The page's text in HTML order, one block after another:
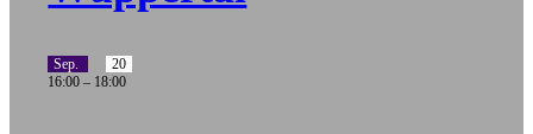
Sep.
20
16:00 – 18:00